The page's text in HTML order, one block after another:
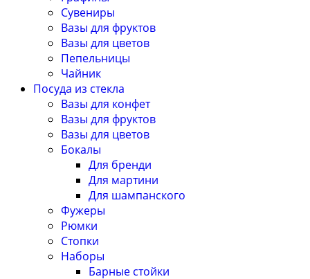
Сувениры
Вазы для фруктов
Вазы для цветов
Пепельницы
Чайник
Посуда из стекла
Вазы для конфет
Вазы для фруктов
Вазы для цветов
Бокалы
Для бренди
Для мартини
Для шампанского
Фужеры
Рюмки
Стопки
Наборы
Барные стойки